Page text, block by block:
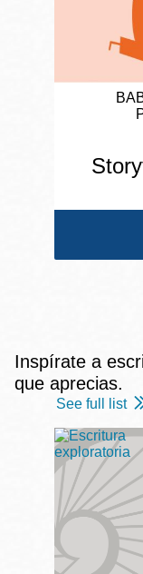
Inspírate a
que aprecias.
See full list